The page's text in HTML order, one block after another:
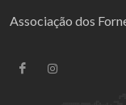
Associação dos